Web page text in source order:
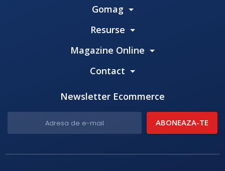
Gomag
Resurse
Magazine Online
Contact
Newsletter Ecommerce